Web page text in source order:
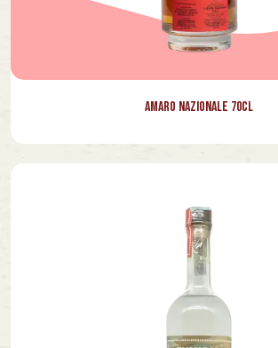
Amaro Nazionale 70cl